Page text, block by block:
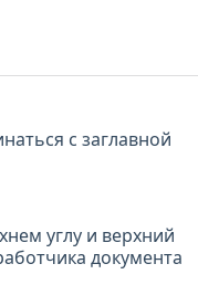
с заглавной
углу и верхний
документа